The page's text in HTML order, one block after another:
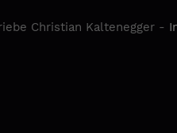
Christian Kaltenegger -